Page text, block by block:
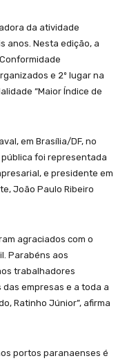
da atividade
anos. Nesta edição, a
e 2º lugar na
“Maior Índice de
em Brasília/DF, no
foi representada
e presidente em
João Paulo Ribeiro
agraciados com o
Parabéns aos
trabalhadores
empresas e a toda a
Ratinho Júnior”, afirma
portos paranaenses é